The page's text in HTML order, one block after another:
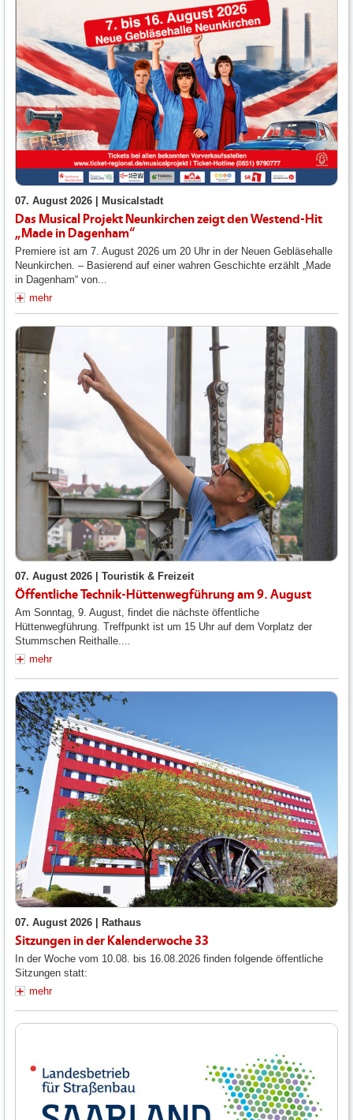
07. August 2026 | Musicalstadt
Das Musical Projekt Neunkirchen zeigt den Westend-Hit
„Made in Dagenham“
Premiere ist am 7. August 2026 um 20 Uhr in der Neuen Gebläsehalle
Neunkirchen. – Basierend auf einer wahren Geschichte erzählt „Made
in Dagenham“ von...
mehr
07. August 2026 | Touristik & Freizeit
Öffentliche Technik-Hüttenwegführung am 9. August
Am Sonntag, 9. August, findet die nächste öffentliche
Hüttenwegführung. Treffpunkt ist um 15 Uhr auf dem Vorplatz der
Stummschen Reithalle....
mehr
07. August 2026 | Rathaus
Sitzungen in der Kalenderwoche 33
In der Woche vom 10.08. bis 16.08.2026 finden folgende öffentliche
Sitzungen statt:
mehr